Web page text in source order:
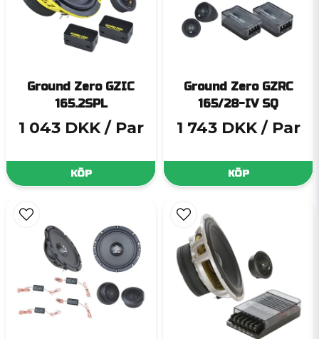
Ground Zero GZIC
165.2SPL
1 043 DKK / Par
KÖP
Ground Zero GZRC
165/28-IV SQ
1 743 DKK / Par
KÖP